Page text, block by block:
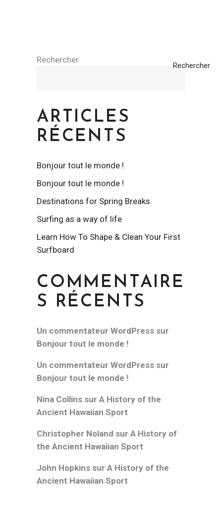
Rechercher
Rechercher
ARTICLES
RÉCENTS
Bonjour tout le monde !
Bonjour tout le monde !
Destinations for Spring Breaks
Surfing as a way of life
Learn How To Shape & Clean Your First
Surfboard
COMMENTAIRE
S RÉCENTS
Un commentateur WordPress sur
Bonjour tout le monde !
Un commentateur WordPress sur
Bonjour tout le monde !
Nina Collins sur A History of the
Ancient Hawaiian Sport
Christopher Noland sur A History of
the Ancient Hawaiian Sport
John Hopkins sur A History of the
Ancient Hawaiian Sport